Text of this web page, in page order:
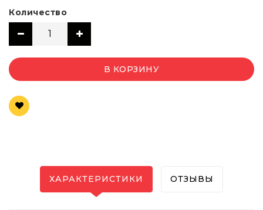
Количество
В КОРЗИНУ
ХАРАКТЕРИСТИКИ ОТЗЫВЫ